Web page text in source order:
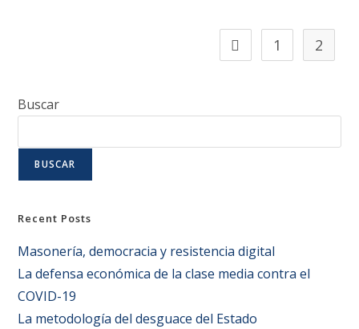
1 2
Buscar
BUSCAR
Recent Posts
Masonería, democracia y resistencia digital
La defensa económica de la clase media contra el
COVID-19
La metodología del desguace del Estado